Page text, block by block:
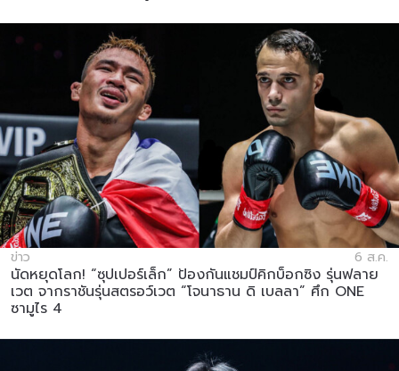
ข่าว 6 ส.ค.
นัดหยุดโลก! “ซุปเปอร์เล็ก” ป้องกันแชมป์คิกบ็อกซิง รุ่นฟลาย
เวต จากราชันรุ่นสตรอว์เวต “โจนาธาน ดิ เบลลา” ศึก ONE
ซามูไร 4